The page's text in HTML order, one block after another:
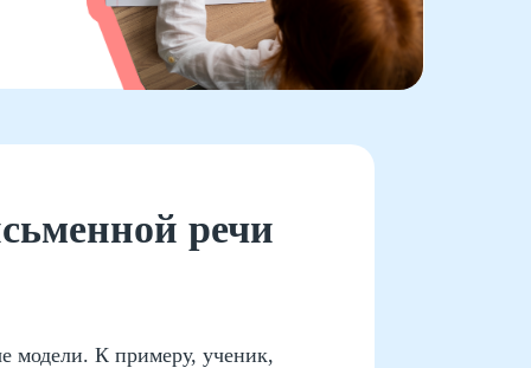
речи
модели. К примеру, ученик,